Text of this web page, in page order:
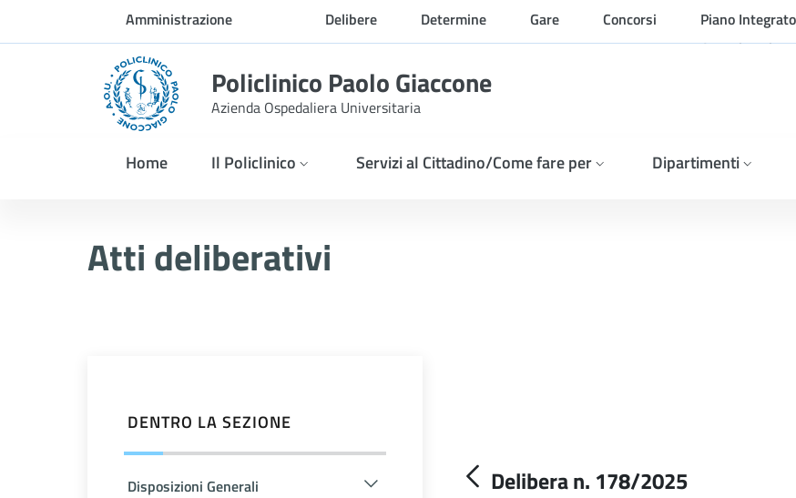
Skip to Main ContentAmministrazione
trasparente
Delibere Determine Gare Concorsi
Piano
Organizzazione
Policlinico Paolo Giaccone
Azienda Ospedaliera Universitaria
Home Il Policlinico Servizi al Cittadino/Come fare per Dipartimenti
Atti deliberativi
DENTRO LA SEZIONE
Disposizioni Generali Delibera n. 178/2025